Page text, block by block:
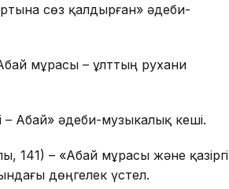
сөз қалдырған» әдеби-
мұрасы – ұлттың рухани
Абай» әдеби-музыкалық кеші.
141) – «Абай мұрасы және қазіргі
дөңгелек үстел.